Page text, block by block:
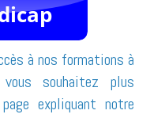
à nos formations à
souhaitez plus
expliquant notre